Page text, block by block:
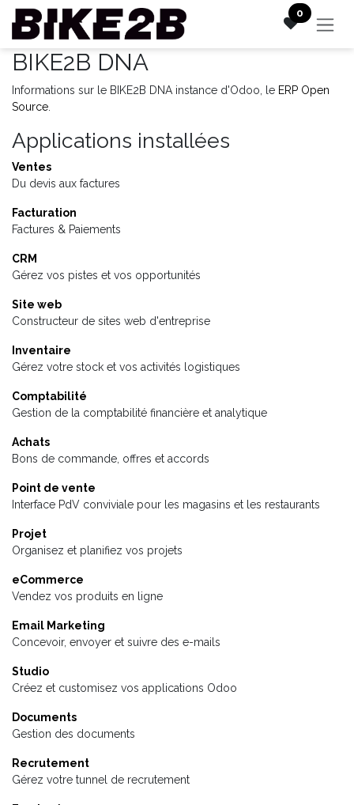
Se rendre au contenu 0
BIKE2B DNA
Informations sur le BIKE2B DNA instance d'Odoo, le ERP Open
Source
Applications installées
Ventes
Du devis aux factures
Facturation
Factures & Paiements
CRM
Gérez vos pistes et vos opportunités
Site web
Constructeur de sites web d'entreprise
Inventaire
Gérez votre stock et vos activités logistiques
Comptabilité
Gestion de la comptabilité financière et analytique
Achats
Bons de commande, offres et accords
Point de vente
Interface PdV conviviale pour les magasins et les restaurants
Projet
Organisez et planifiez vos projets
eCommerce
Vendez vos produits en ligne
Email Marketing
Concevoir, envoyer et suivre des e-mails
Studio
Créez et customisez vos applications Odoo
Documents
Gestion des documents
Recrutement
Gérez votre tunnel de recrutement